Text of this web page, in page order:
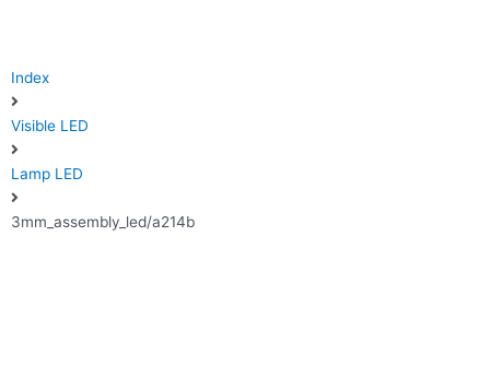
Index
Visible LED
Lamp LED
3mm_assembly_led/a214b